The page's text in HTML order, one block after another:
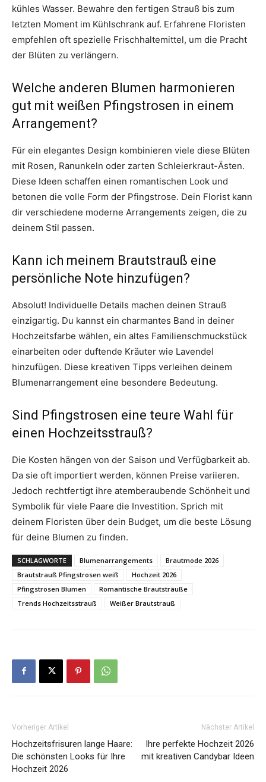
kühles Wasser. Bewahre den fertigen Strauß bis zum
letzten Moment im Kühlschrank auf. Erfahrene Floristen
empfehlen oft spezielle Frischhaltemittel, um die Pracht
der Blüten zu verlängern.
Welche anderen Blumen harmonieren
gut mit weißen Pfingstrosen in einem
Arrangement?
Für ein elegantes Design kombinieren viele diese Blüten
mit Rosen, Ranunkeln oder zarten Schleierkraut-Ästen.
Diese Ideen schaffen einen romantischen Look und
betonen die volle Form der Pfingstrose. Dein Florist kann
dir verschiedene moderne Arrangements zeigen, die zu
deinem Stil passen.
Kann ich meinem Brautstrauß eine
persönliche Note hinzufügen?
Absolut! Individuelle Details machen deinen Strauß
einzigartig. Du kannst ein charmantes Band in deiner
Hochzeitsfarbe wählen, ein altes Familienschmuckstück
einarbeiten oder duftende Kräuter wie Lavendel
hinzufügen. Diese kreativen Tipps verleihen deinem
Blumenarrangement eine besondere Bedeutung.
Sind Pfingstrosen eine teure Wahl für
einen Hochzeitsstrauß?
Die Kosten hängen von der Saison und Verfügbarkeit ab.
Da sie oft importiert werden, können Preise variieren.
Jedoch rechtfertigt ihre atemberaubende Schönheit und
Symbolik für viele Paare die Investition. Sprich mit
deinem Floristen über dein Budget, um die beste Lösung
für deine Blumen zu finden.
SCHLAGWORTE Blumenarrangements
Brautmode 2026
Brautstrauß Pfingstrosen weiß
Hochzeit 2026
Pfingstrosen Blumen
Romantische Brautsträuße
Trends Hochzeitsstrauß
Weißer Brautstrauß
Vorheriger Artikel
Hochzeitsfrisuren lange Haare:
Die schönsten Looks für Ihre
Hochzeit 2026
Nächster Artikel
Ihre perfekte Hochzeit 2026
mit kreativen Candybar Ideen